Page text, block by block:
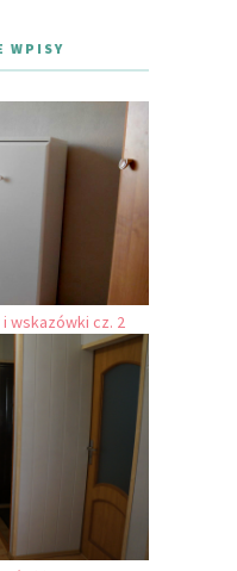
WPISY
wskazówki cz. 2